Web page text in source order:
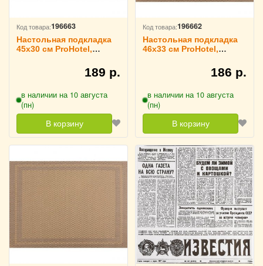
Код товара:196663
Настольная подкладка
45х30 см ProHotel,
189 р.
в наличии на 10 августа
(пн)
В корзину
Код товара:196662
Настольная подкладка
46х33 см ProHotel,
186 р.
в наличии на 10 августа
(пн)
В корзину